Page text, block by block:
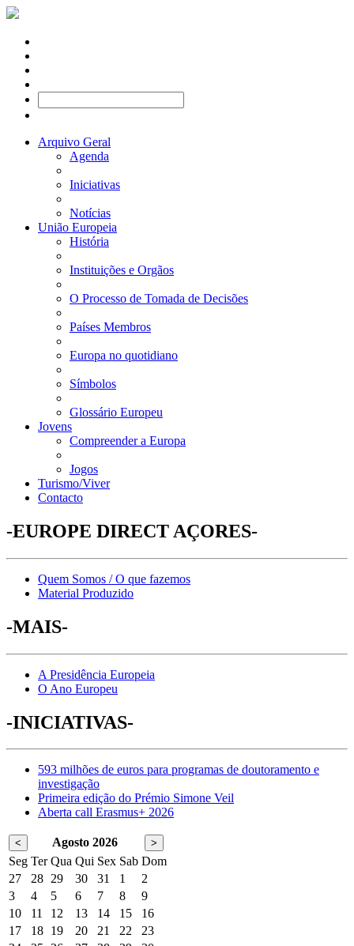
Arquivo Geral
Agenda
Iniciativas
Notícias
União Europeia
História
Instituições e Orgãos
O Processo de Tomada de Decisões
Países Membros
Europa no quotidiano
Símbolos
Glossário Europeu
Jovens
Compreender a Europa
Jogos
Turismo/Viver
Contacto
-EUROPE DIRECT AÇORES-
Quem Somos / O que fazemos
Material Produzido
-MAIS-
A Presidência Europeia
O Ano Europeu
-INICIATIVAS-
593 milhões de euros para programas de doutoramento e
investigação
Primeira edição do Prémio Simone Veil
Aberta call Erasmus+ 2026
< Agosto 2026 >
Seg Ter Qua Qui Sex Sab Dom
27
28 29 30 31 1
2
3
4 5 6 7 8
9
10
11 12 13 14 15
16
17
18 19 20 21 22
23